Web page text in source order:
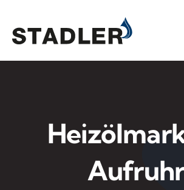
Inhalt
springen
Aufruhr